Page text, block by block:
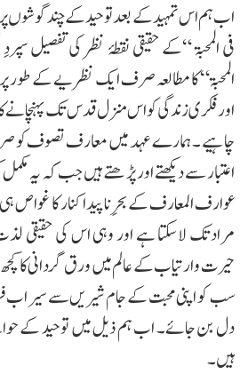
اب ہم اس تمہید کے بعد توحید کے چند گوشوں
فی المحبۃ “کے حقیقی نقطۂ نظر کی تفصیل
المحبۃ“ کا مطالعہ صرف ایک نظریے کے طور پر
اور فکری زندگی کو اس منزل قدس تک پہنچانے کا
چاہیے ۔ ہمارے عہد میں معارف تصوف کو
اعتبار سے دیکھتے اور پڑھتے ہیں جب کہ یہ
عوارف المعارف کے بحرِ نا پیدا کنار کا غواص
مرادتک لاسکتا ہے اور وہی اس کی حقیقی
حیرت وارتیاب کے عالم میں ورق گردانی کا کچھ
سب کو اپنی محبت کے جام شیریں سے سیراب
دل بن جائے۔ اب ہم ذیل میں توحید کے
ہیں۔